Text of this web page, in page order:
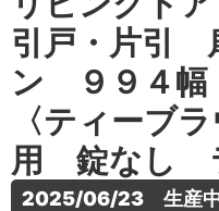
引戸・片引
ン ９９４
〈ティーブ
用 錠なし
2025/06/23　生産